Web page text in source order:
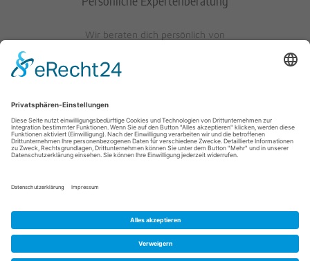
Wir beraten dich persönlich von
0621/405401-10